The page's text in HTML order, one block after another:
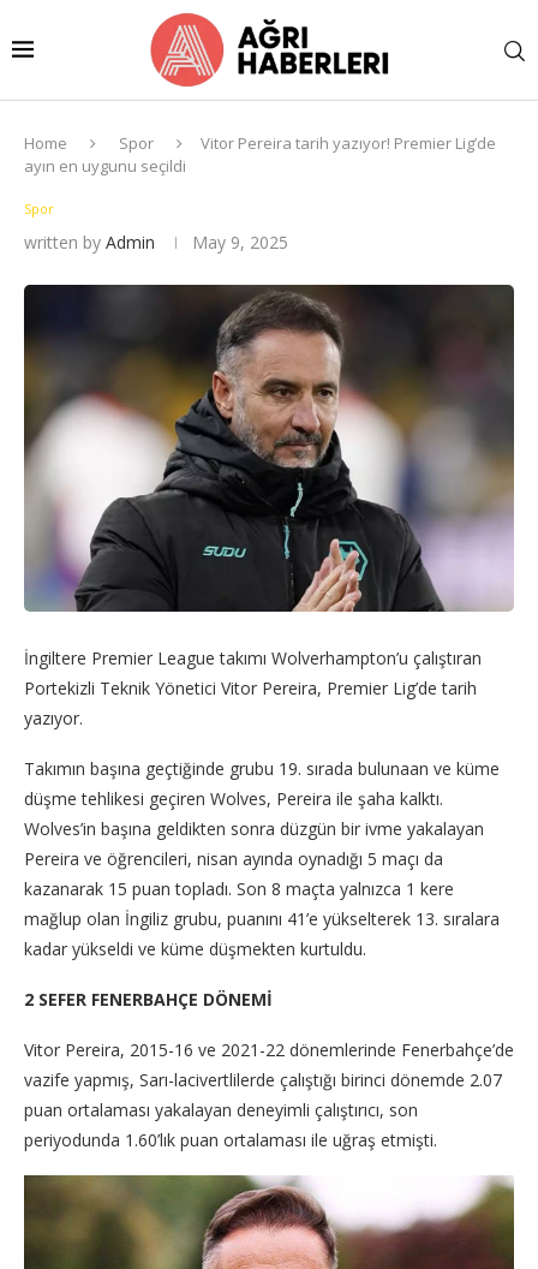
Home Spor
Vitor Pereira tarih yazıyor! Premier Lig’de
ayın en uygunu seçildi
Spor
written by Admin May 9, 2025
İngiltere Premier League takımı Wolverhampton’u çalıştıran
Portekizli Teknik Yönetici Vitor Pereira, Premier Lig’de tarih
yazıyor.
Takımın başına geçtiğinde grubu 19. sırada bulunaan ve küme
düşme tehlikesi geçiren Wolves, Pereira ile şaha kalktı.
Wolves’in başına geldikten sonra düzgün bir ivme yakalayan
Pereira ve öğrencileri, nisan ayında oynadığı 5 maçı da
kazanarak 15 puan topladı. Son 8 maçta yalnızca 1 kere
mağlup olan İngiliz grubu, puanını 41’e yükselterek 13. sıralara
kadar yükseldi ve küme düşmekten kurtuldu.
2 SEFER FENERBAHÇE DÖNEMİ
Vitor Pereira, 2015-16 ve 2021-22 dönemlerinde Fenerbahçe’de
vazife yapmış, Sarı-lacivertlilerde çalıştığı birinci dönemde 2.07
puan ortalaması yakalayan deneyimli çalıştırıcı, son
periyodunda 1.60’lık puan ortalaması ile uğraş etmişti.